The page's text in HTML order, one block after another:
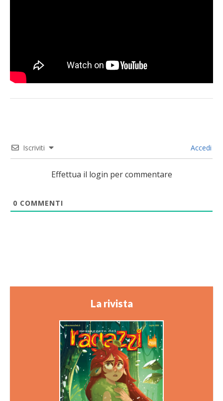
Iscriviti Accedi
Effettua il login per commentare
0 COMMENTI
La rivista